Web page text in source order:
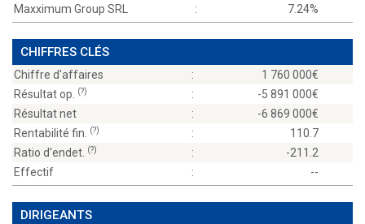
Maxximum Group SRL
: 7.24%
CHIFFRES CLÉS
Chiffre d'affaires :
1 760 000
Résultat op.
(?) :
-5 891 000
Résultat net
:
-6 869 000
Rentabilité fin.
(?) :
110.7
Ratio d'endet. (?) :
-211.2
Effectif
: --
DIRIGEANTS